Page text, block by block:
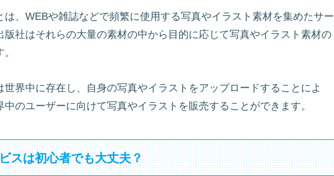
は、WEBや雑誌などで頻繁に使用する写真やイラスト素材を集めたサー
版社はそれらの大量の素材の中から目的に応じて写真やイラスト素材の
世界中に存在し、自身の写真やイラストをアップロードすることによ
のユーザーに向けて写真やイラストを販売することができます。
スは初心者でも大丈夫？